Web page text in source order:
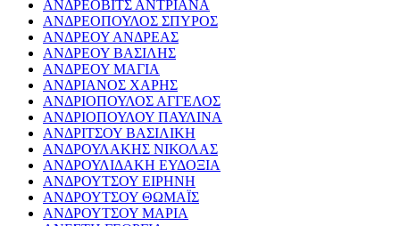
ΑΝΔΡΕΟΒΙΤΣ ΑΝΤΡΙΑΝΑ
ΑΝΔΡΕΟΠΟΥΛΟΣ ΣΠΥΡΟΣ
ΑΝΔΡΕΟΥ ΑΝΔΡΕΑΣ
ΑΝΔΡΕΟΥ ΒΑΣΙΛΗΣ
ΑΝΔΡΕΟΥ ΜΑΓΙΑ
ΑΝΔΡΙΑΝΟΣ ΧΑΡΗΣ
ΑΝΔΡΙΟΠΟΥΛΟΣ ΑΓΓΕΛΟΣ
ΑΝΔΡΙΟΠΟΥΛΟΥ ΠΑΥΛΙΝΑ
ΑΝΔΡΙΤΣΟΥ ΒΑΣΙΛΙΚΗ
ΑΝΔΡΟΥΛΑΚΗΣ ΝΙΚΟΛΑΣ
ΑΝΔΡΟΥΛΙΔΑΚΗ ΕΥΔΟΞΙΑ
ΑΝΔΡΟΥΤΣΟΥ ΕΙΡΗΝΗ
ΑΝΔΡΟΥΤΣΟΥ ΘΩΜΑΪΣ
ΑΝΔΡΟΥΤΣΟΥ ΜΑΡΙΑ